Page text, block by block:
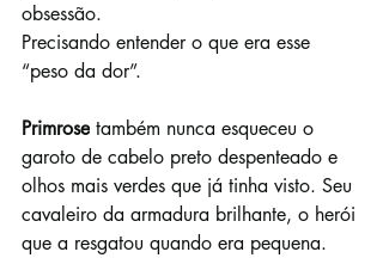
obsessão.
Precisando entender o que era esse
“peso da dor”.
Primrose também nunca esqueceu o
garoto de cabelo preto despenteado e
olhos mais verdes que já tinha visto. Seu
cavaleiro da armadura brilhante, o herói
que a resgatou quando era pequena.